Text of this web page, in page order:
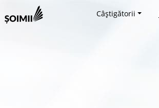
Câștigătorii